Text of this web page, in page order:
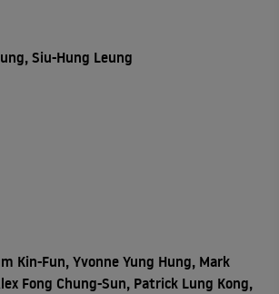
Siu-Hung Leung
Kin-Fun, Yvonne Yung Hung, Mark
Fong Chung-Sun, Patrick Lung Kong,